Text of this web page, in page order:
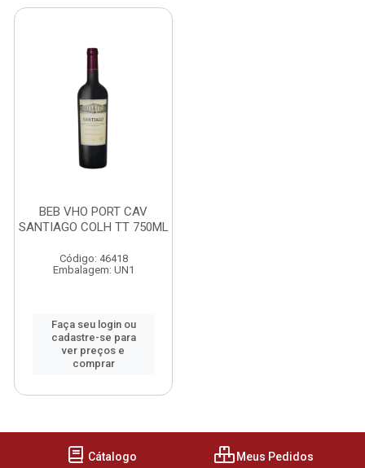
BEB VHO PORT CAV
SANTIAGO COLH TT 750ML
Código: 46418
Embalagem: UN1
Faça seu login ou
cadastre-se para
ver preços e
comprar
Cátalogo Meus Pedidos